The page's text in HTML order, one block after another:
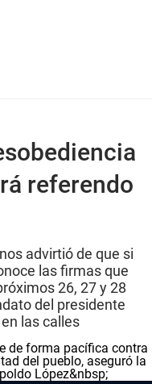
referendo
advirtió de que si
las firmas que
26, 27 y 28
del presidente
las calles